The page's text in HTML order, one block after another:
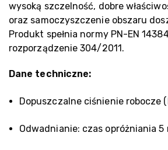
wysoką szczelność, dobre
oraz samoczyszczenie obszaru
Produkt spełnia normy PN-EN
rozporządzenie 304/2011.
Dane techniczne:
Dopuszczalne ciśnienie robocze
Odwadnianie: czas opróżniania 5